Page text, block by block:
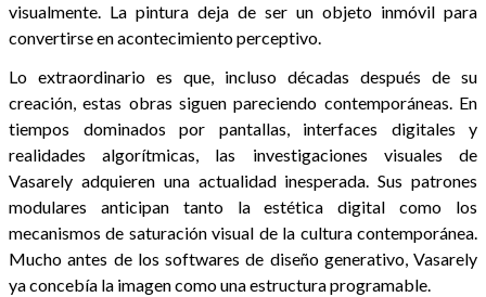
visualmente. La pintura deja de ser un objeto inmóvil para
convertirse en acontecimiento perceptivo.
Lo extraordinario es que, incluso décadas después de su
creación, estas obras siguen pareciendo contemporáneas. En
tiempos dominados por pantallas, interfaces digitales y
realidades algorítmicas, las investigaciones visuales de
Vasarely adquieren una actualidad inesperada. Sus patrones
modulares anticipan tanto la estética digital como los
mecanismos de saturación visual de la cultura contemporánea.
Mucho antes de los softwares de diseño generativo, Vasarely
ya concebía la imagen como una estructura programable.